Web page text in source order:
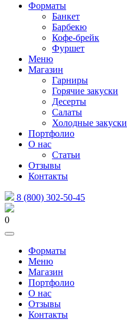
Форматы
Банкет
Барбекю
Кофе-брейк
Фуршет
Меню
Магазин
Гарниры
Горячие закуски
Десерты
Салаты
Холодные закуски
Портфолио
О нас
Статьи
Отзывы
Контакты
8 (800) 302-50-45
0
Форматы
Меню
Магазин
Портфолио
О нас
Отзывы
Контакты